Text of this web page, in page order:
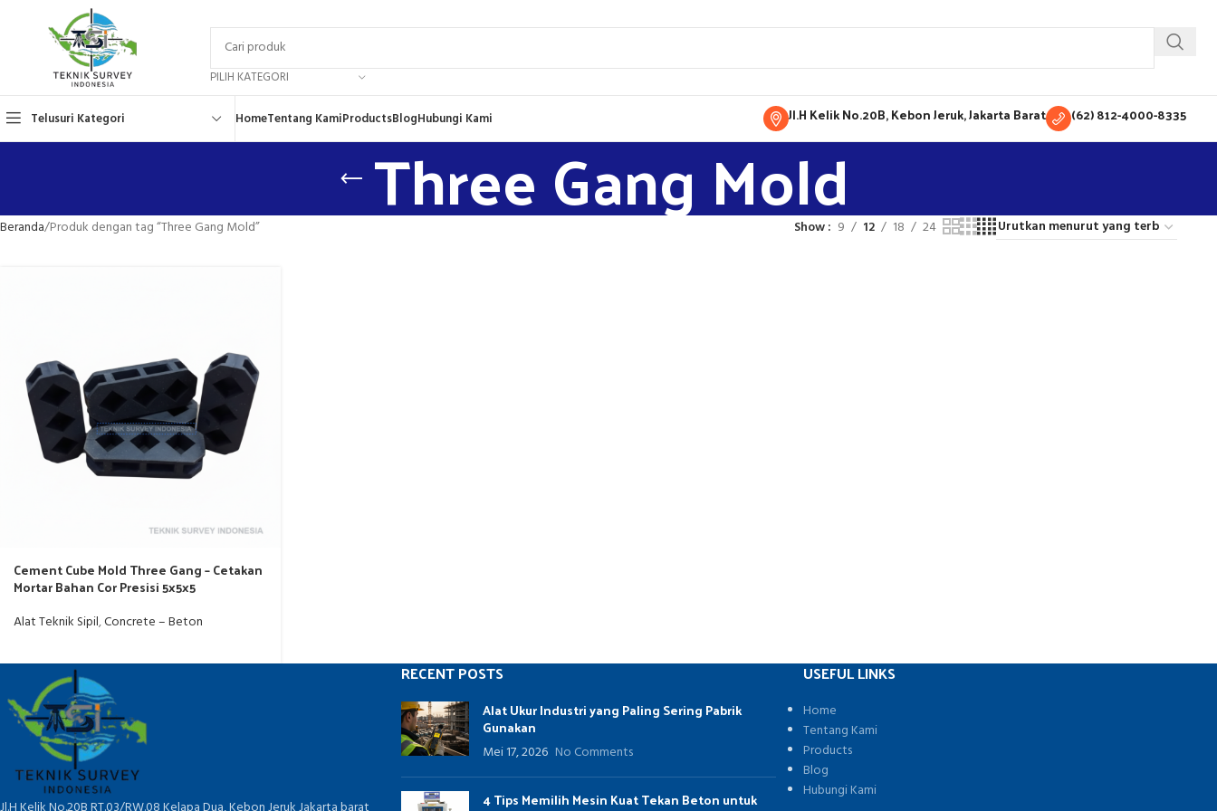
PILIH KATEGORI
Telusuri Kategori HomeTentang KamiProductsBlogHubungi Kami Jl.H Kelik No.20B, Kebon Jeruk, Jakarta Barat (62) 812-4000-8335
Three Gang Mold
Beranda Produk dengan tag “Three Gang Mold” Show 9 12 18 24
Cement Cube Mold Three Gang – Cetakan
Mortar Bahan Cor Presisi 5x5x5
Alat Teknik Sipil,Concrete – Beton
RECENT POSTS
Alat Ukur Industri yang Paling Sering Pabrik
Gunakan
Mei 17, 2026 No Comments
4 Tips Memilih Mesin Kuat Tekan Beton untuk
USEFUL LINKS
Home
Tentang Kami
Products
Blog
Hubungi Kami